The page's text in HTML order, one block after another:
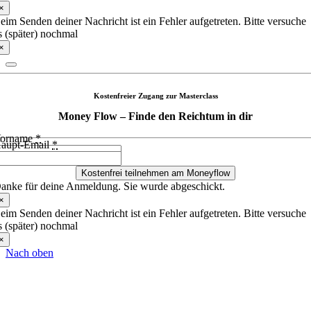
Senden deiner Nachricht ist ein Fehler aufgetreten. Bitte versuche
(später) nochmal
Kostenfreier Zugang zur Masterclass
Money Flow – Finde den Reichtum in dir
*
Email*
Kostenfrei teilnehmen am Moneyflow
für deine Anmeldung. Sie wurde abgeschickt.
Senden deiner Nachricht ist ein Fehler aufgetreten. Bitte versuche
(später) nochmal
Nach oben